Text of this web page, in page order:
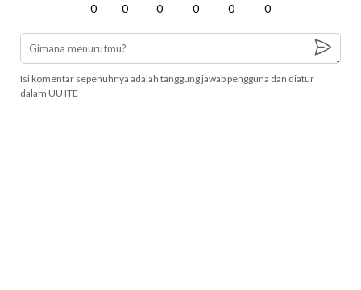
0 0 0 0 0 0
Isi komentar sepenuhnya adalah tanggung jawab pengguna dan diatur
dalam UU ITE